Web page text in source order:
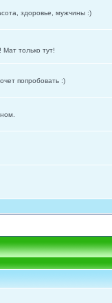
здоровье, мужчины :)
только тут!
попробовать :)